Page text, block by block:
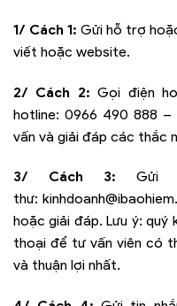
1/ Cách 1: Gửi hỗ trợ
viết hoặc website.
2/ Cách 2: Gọi điện
hotline: 0966 490 888 –
vấn và giải đáp các thắc
3/ Cách 3: Gửi
thư:
hoặc giải đáp. Lưu ý: quý
thoại để tư vấn viên có
và thuận lợi nhất.